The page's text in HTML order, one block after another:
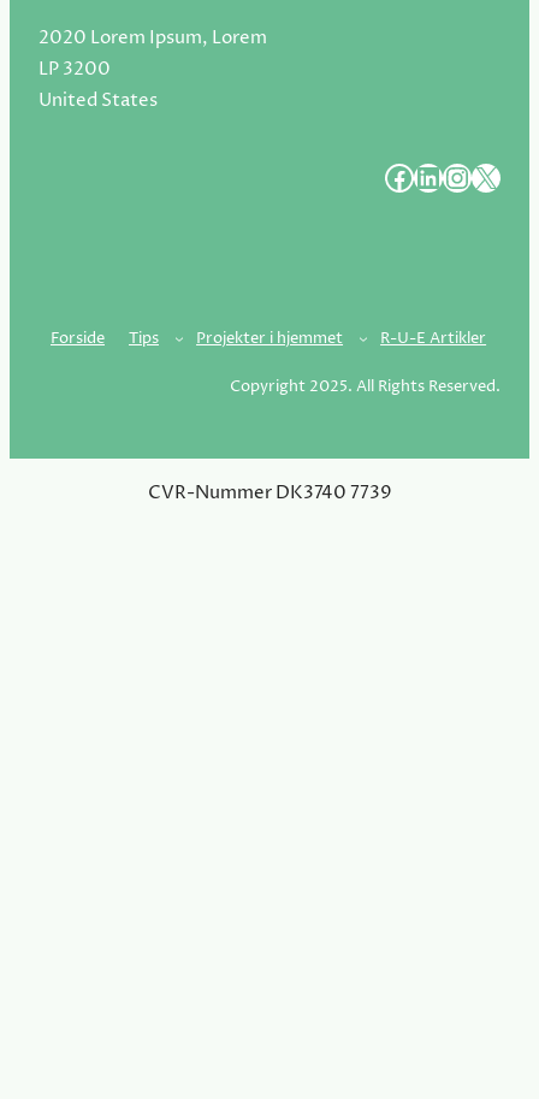
2020 Lorem Ipsum, Lorem
LP 3200
United States
####
Forside Tips Projekter i hjemmet R-U-E Artikler
Copyright 2025. All Rights Reserved.
CVR-Nummer DK3740 7739